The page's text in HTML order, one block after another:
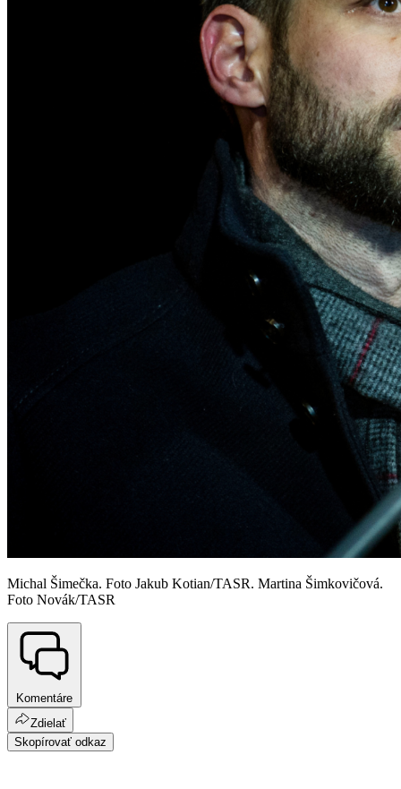
Michal Šimečka. Foto Jakub Kotian/TASR. Martina Šimkovičová.
Foto Novák/TASR
Komentáre
Zdielať
Skopírovať odkaz